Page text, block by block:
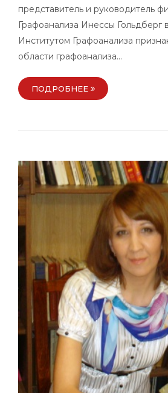
представитель и руководитель
Графоанализа Инессы Гольдберг
Институтом Графоанализа
области графоанализа…
ПОДРОБНЕЕ